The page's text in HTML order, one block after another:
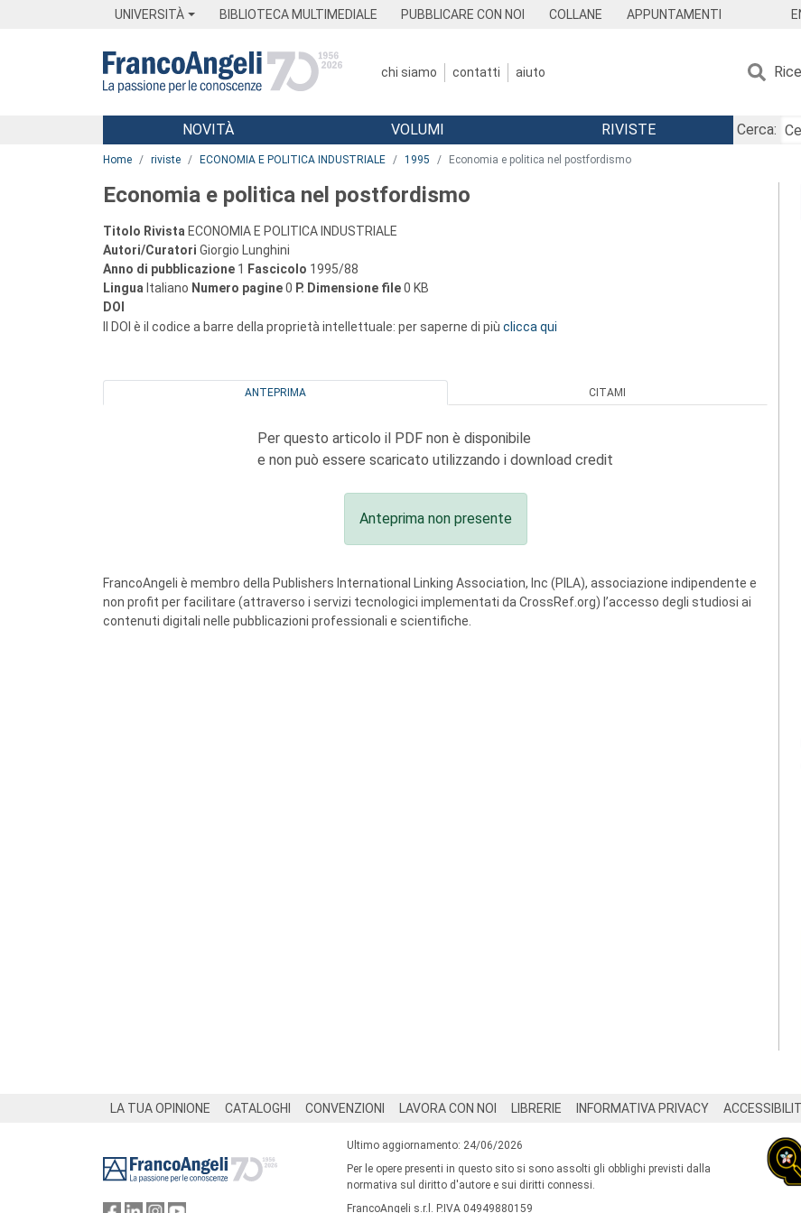
UNIVERSITÀ BIBLIOTECA MULTIMEDIALE PUBBLICARE CON NOI COLLANE APPUNTAMENTI
chi siamo contatti aiuto
Menu
NOVITÀ VOLUMI RIVISTE
Cerca:
Home riviste ECONOMIA E POLITICA INDUSTRIALE 1995 Economia e politica nel postfordismo
Economia e politica nel postfordismo
Titolo Rivista ECONOMIA E POLITICA INDUSTRIALE
Autori/Curatori Giorgio Lunghini
Anno di pubblicazione 1 Fascicolo 1995/88
Lingua Italiano Numero pagine0 P. Dimensione file0 KB
DOI
Il DOI è il codice a barre della proprietà intellettuale: per saperne di più clicca qui
ANTEPRIMA CITAMI
Per questo articolo il PDF non è disponibile
e non può essere scaricato utilizzando i download credit
Anteprima non presente
FrancoAngeli è membro della Publishers International Linking Association, Inc (PILA), associazione indipendente e
non profit per facilitare (attraverso i servizi tecnologici implementati da CrossRef.org) l’accesso degli studiosi ai
contenuti digitali nelle pubblicazioni professionali e scientifiche.
LA TUA OPINIONE CATALOGHI CONVENZIONI LAVORA CON NOI LIBRERIE INFORMATIVA PRIVACY
Ultimo aggiornamento: 24/06/2026
Per le opere presenti in questo sito si sono assolti gli obblighi previsti dalla
normativa sul diritto d'autore e sui diritti connessi.
FrancoAngeli s.r.l. P.IVA 04949880159